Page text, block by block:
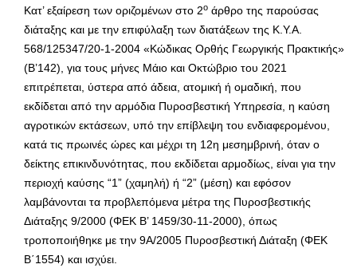
Κατ’ εξαίρεση των οριζομένων στο 2ο άρθρο της παρούσας
διάταξης και με την επιφύλαξη των διατάξεων της Κ.Υ.Α.
568/125347/20-1-2004 «Κώδικας Ορθής Γεωργικής Πρακτικής»
(Β’142), για τους μήνες Μάιο και Οκτώβριο του 2021
επιτρέπεται, ύστερα από άδεια, ατομική ή ομαδική, που
εκδίδεται από την αρμόδια Πυροσβεστική Υπηρεσία, η καύση
αγροτικών εκτάσεων, υπό την επίβλεψη του ενδιαφερομένου,
κατά τις πρωινές ώρες και μέχρι τη 12η μεσημβρινή, όταν ο
δείκτης επικινδυνότητας, που εκδίδεται αρμοδίως, είναι για την
περιοχή καύσης “1” (χαμηλή) ή “2” (μέση) και εφόσον
λαμβάνονται τα προβλεπόμενα μέτρα της Πυροσβεστικής
Διάταξης 9/2000 (ΦΕΚ Β’ 1459/30-11-2000), όπως
τροποποιήθηκε με την 9Α/2005 Πυροσβεστική Διάταξη (ΦΕΚ
Β΄1554) και ισχύει.